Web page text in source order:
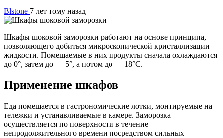
Blstone 7 лет тому назад
Шкафы шоковой заморозки работают на основе принципа,
позволяющего добиться микроскопической кристаллизации
жидкости. Помещаемые в них продукты сначала охлаждаются
до 0°, затем до — 5°, а потом до — 18°С.
Применение шкафов
Еда помещается в гастрономические лотки, монтируемые на
тележки и устанавливаемые в камере. Заморозка
осуществляется по поверхности в течение
непродолжительного времени посредством сильных